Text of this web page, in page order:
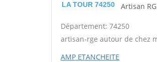
LA TOUR 74250 Artisan
Département: 74250
artisan-rge autour de chez
AMP ETANCHEITE